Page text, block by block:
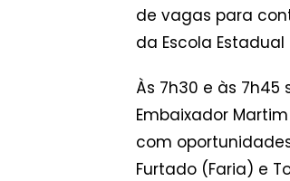
de vagas para
da Escola Estadual
Às 7h30 e às
Embaixador
com
Furtado (Faria) e